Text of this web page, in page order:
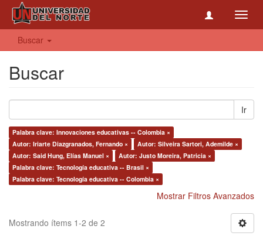
Buscar
Buscar
Ir
Palabra clave: Innovaciones educativas -- Colombia ×
Autor: Iriarte Diazgranados, Fernando ×
Autor: Silveira Sartori, Ademilde ×
Autor: Said Hung, Elías Manuel ×
Autor: Justo Moreira, Patricia ×
Palabra clave: Tecnología educativa -- Brasil ×
Palabra clave: Tecnología educativa -- Colombia ×
Mostrar Filtros Avanzados
Mostrando ítems 1-2 de 2